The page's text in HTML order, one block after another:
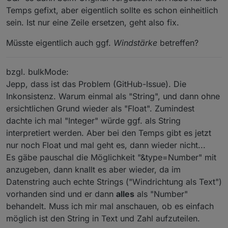
Temps gefixt, aber eigentlich sollte es schon einheitlich
sein. Ist nur eine Zeile ersetzen, geht also fix.
Müsste eigentlich auch ggf. Windstärke betreffen?
bzgl. bulkMode:
Jepp, dass ist das Problem (GitHub-Issue). Die
Inkonsistenz. Warum einmal als "String", und dann ohne
ersichtlichen Grund wieder als "Float". Zumindest
dachte ich mal "Integer" würde ggf. als String
interpretiert werden. Aber bei den Temps gibt es jetzt
nur noch Float und mal geht es, dann wieder nicht...
Es gäbe pauschal die Möglichkeit "&type=Number" mit
anzugeben, dann knallt es aber wieder, da im
Datenstring auch echte Strings ("Windrichtung als Text")
vorhanden sind und er dann alles als "Number"
behandelt. Muss ich mir mal anschauen, ob es einfach
möglich ist den String in Text und Zahl aufzuteilen.